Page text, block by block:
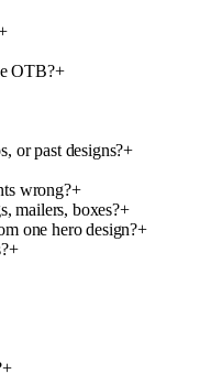
OTB?+
or past designs?+
wrong?+
mailers, boxes?+
one hero design?+
+
+